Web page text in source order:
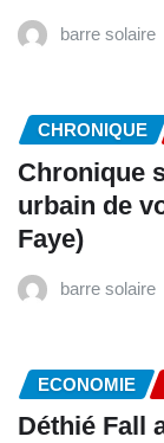
barre solaire
CHRONIQUE
Chronique
urbain de
Faye)
barre solaire
ECONOMIE
Déthié Fall